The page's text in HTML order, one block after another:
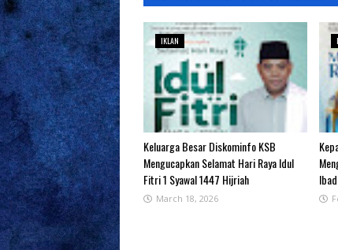
IKLAN
Keluarga Besar Diskominfo KSB
Mengucapkan Selamat Hari Raya Idul
Fitri 1 Syawal 1447 Hijriah
March 18, 2026